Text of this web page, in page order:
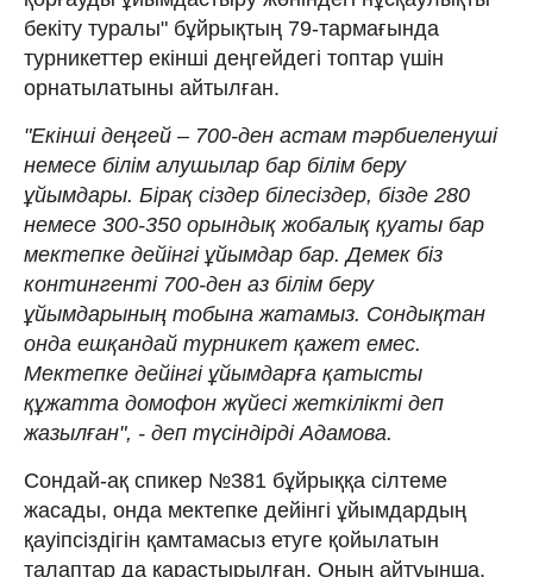
бекіту туралы" бұйрықтың 79-тармағында
турникеттер екінші деңгейдегі топтар үшін
орнатылатыны айтылған.
"Екінші деңгей – 700-ден астам тәрбиеленуші
немесе білім алушылар бар білім беру
ұйымдары. Бірақ сіздер білесіздер, бізде 280
немесе 300-350 орындық жобалық қуаты бар
мектепке дейінгі ұйымдар бар. Демек біз
контингенті 700-ден аз білім беру
ұйымдарының тобына жатамыз. Сондықтан
онда ешқандай турникет қажет емес.
Мектепке дейінгі ұйымдарға қатысты
құжатта домофон жүйесі жеткілікті деп
жазылған", - деп түсіндірді Адамова.
Сондай-ақ спикер №381 бұйрыққа сілтеме
жасады, онда мектепке дейінгі ұйымдардың
қауіпсіздігін қамтамасыз етуге қойылатын
талаптар да қарастырылған. Оның айтуынша,